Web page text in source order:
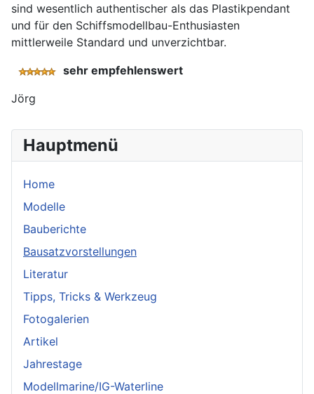
Hauptmenü
Home
Modelle
Bauberichte
Bausatzvorstellungen
Literatur
Tipps, Tricks & Werkzeug
Fotogalerien
Artikel
Jahrestage
Modellmarine/IG-Waterline
sind wesentlich authentischer als das Plastikpendant
und für den Schiffsmodellbau-Enthusiasten
mittlerweile Standard und unverzichtbar.
sehr empfehlenswert
Jörg